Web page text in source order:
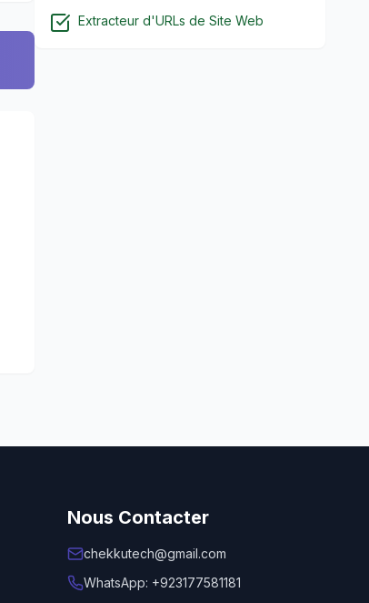
Extracteur d'URLs de Site Web
Nous Contacter
chekkutech@gmail.com
WhatsApp: +923177581181